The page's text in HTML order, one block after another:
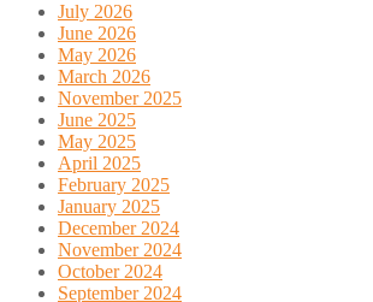
July 2026
June 2026
May 2026
March 2026
November 2025
June 2025
May 2025
April 2025
February 2025
January 2025
December 2024
November 2024
October 2024
September 2024